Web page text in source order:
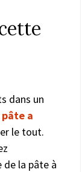
dans un
pâte a
le tout.
de la pâte à